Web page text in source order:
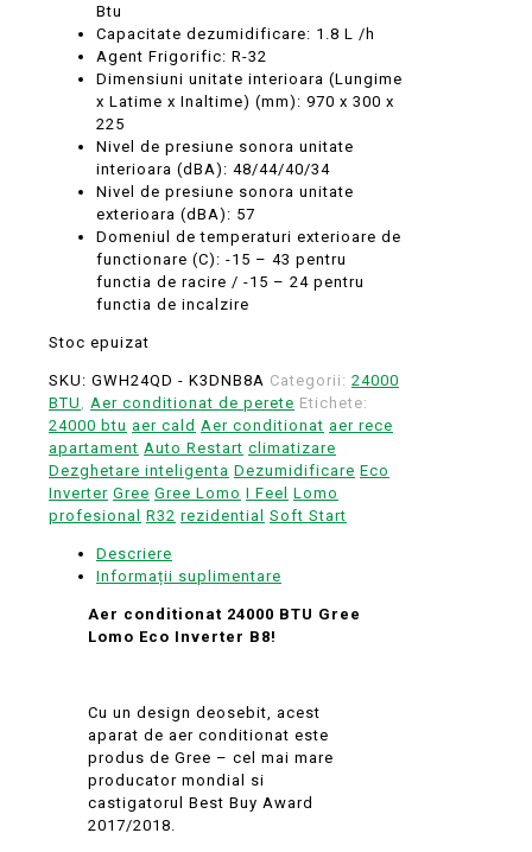
Btu
Capacitate dezumidificare: 1.8 L /h
Agent Frigorific: R-32
Dimensiuni unitate interioara (Lungime
x Latime x Inaltime) (mm): 970 x 300 x
225
Nivel de presiune sonora unitate
interioara (dBA): 48/44/40/34
Nivel de presiune sonora unitate
exterioara (dBA): 57
Domeniul de temperaturi exterioare de
functionare (C): -15 – 43 pentru
functia de racire / -15 – 24 pentru
functia de incalzire
Stoc epuizat
SKU: GWH24QD - K3DNB8A Categorii: 24000
BTU , Aer conditionat de perete Etichete:
24000 btu aer cald Aer conditionat aer rece
apartament Auto Restart climatizare
Dezghetare inteligenta Dezumidificare Eco
Inverter Gree Gree Lomo I Feel Lomo
profesional R32 rezidential Soft Start
Descriere
Informații suplimentare
Aer conditionat 24000 BTU Gree
Lomo Eco Inverter B8!
Cu un design deosebit, acest
aparat de aer conditionat este
produs de Gree – cel mai mare
producator mondial si
castigatorul Best Buy Award
2017/2018.